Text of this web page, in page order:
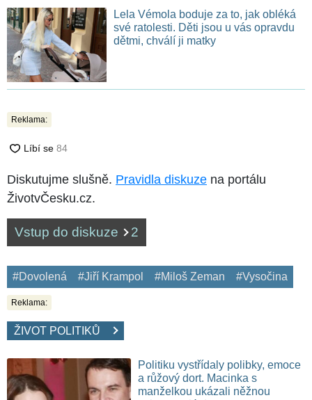
Lela Vémola boduje za to, jak obléká
své ratolesti. Děti jsou u vás opravdu
dětmi, chválí ji matky
Reklama:
Diskutujme slušně. Pravidla diskuze na portálu
ŽivotvČesku.cz.
Vstup do diskuze 2
#Dovolená #Jiří Krampol #Miloš Zeman #Vysočina
Reklama:
ŽIVOT POLITIKŮ
Politiku vystřídaly polibky, emoce
a růžový dort. Macinka s
manželkou ukázali něžnou